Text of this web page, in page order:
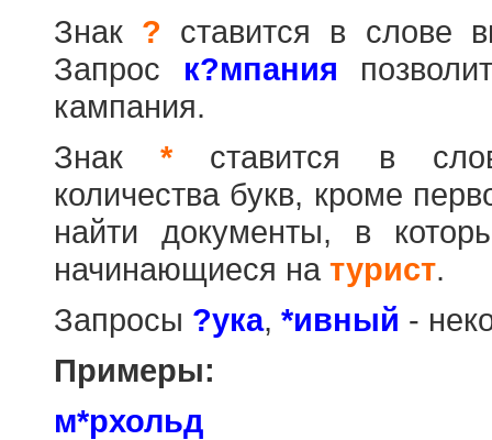
Знак ? ставится в слове
Запрос к?мпания
кампания.
Знак* ставится в
количества букв, кроме
найти документы, в
начинающиеся на турист.
Запросы ?ука, *ивный -
Примеры:
м*рхольд